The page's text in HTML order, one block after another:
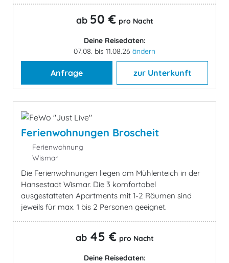
ab 50 € pro Nacht
Deine Reisedaten:
07.08. bis 11.08.26 ändern
Anfrage zur Unterkunft
Ferienwohnungen Broscheit
Ferienwohnung
Wismar
Die Ferienwohnungen liegen am Mühlenteich in der
Hansestadt Wismar. Die 3 komfortabel
ausgestatteten Apartments mit 1-2 Räumen sind
jeweils für max. 1 bis 2 Personen geeignet.
ab 45 € pro Nacht
Deine Reisedaten: